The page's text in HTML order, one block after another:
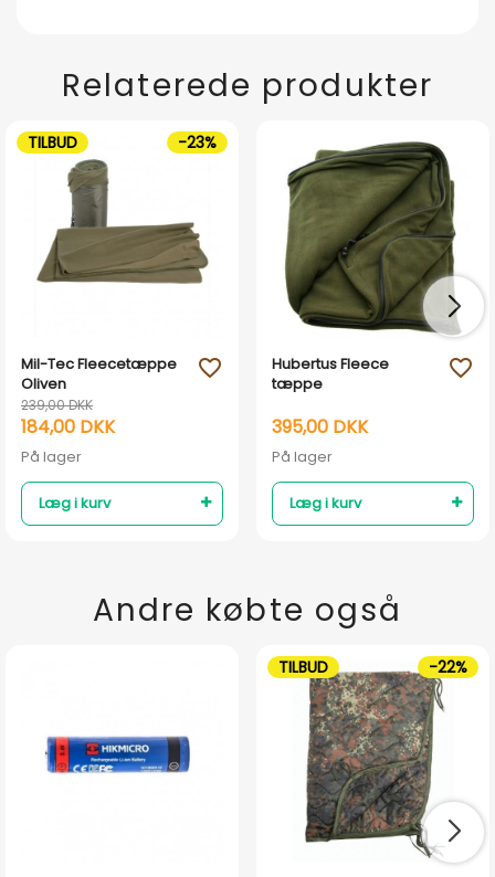
Relaterede produkter
Mil-Tec Fleecetæppe
Oliven
239,00 DKK
184,00 DKK
På lager
Læg i kurv
favorite_outline
TILBUD -23%
Hubertus Fleece
tæppe
395,00 DKK
På lager
Læg i kurv
favorite_outline
Andre købte også
TILBUD -22%